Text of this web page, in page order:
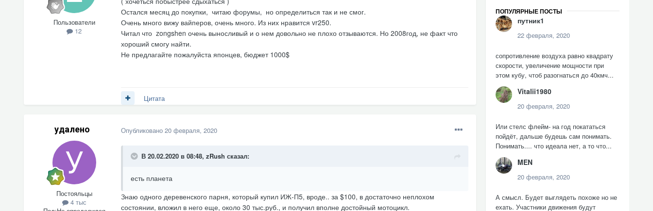
Пользователи
12
Остался месяц до покупки, читаю форумы, но определиться так и не смог.
Очень много вижу вайперов, очень много. Из них нравится vr250.
Читал что zongshen очень выносливый и о нем довольно не плохо отзываются. Но 2008год, не факт что
хороший смогу найти.
Не предлагайте пожалуйста японцев, бюджет 1000$
Цитата
удалено
Постояльцы
4 тыс
Опубликовано 20 февраля, 2020
В 20.02.2020 в 08:48, zRush сказал:
есть планета
Знаю одного деревенского парня, который купил ИЖ-П5, вроде.. за $100, в достаточно неплохом
состоянии, вложил в него еще, около 30 тыс.руб., и получил вполне достойный мотоцикл.
ПОПУЛЯРНЫЕ ПОСТЫ
путник1
22 февраля, 2020
сопротивление воздуха равно квадрату
скорости, увеличение мощности при
этом кубу, чтоб разогнаться до 40кмч...
Vitalii1980
20 февраля, 2020
Или стелс флейм- на год покататься
пойдёт, дальше будешь сам понимать.
Понимать.... что идеала нет, а то что...
MEN
20 февраля, 2020
А смысл. Будет выглядеть похоже но не
ехать. Участники движения будут